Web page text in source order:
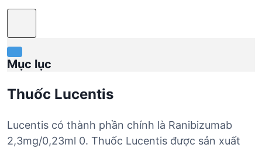
Mục lục
Thuốc Lucentis
Lucentis có thành phần chính là Ranibizumab
2,3mg/0,23ml 0. Thuốc Lucentis được sản xuất